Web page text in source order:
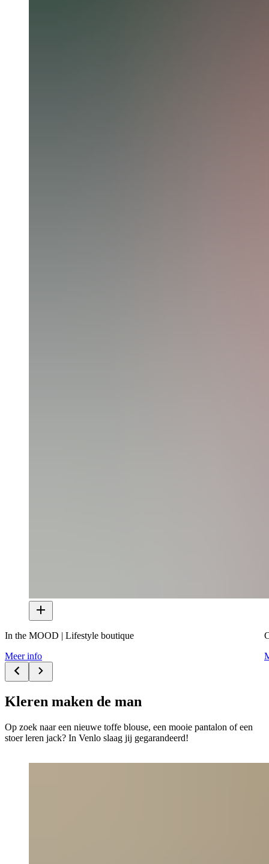
In the MOOD | Lifestyle boutique
Meer info
Kleren maken de man
Op zoek naar een nieuwe toffe blouse, een mooie pantalon of een
stoer leren jack? In Venlo slaag jij gegarandeerd!